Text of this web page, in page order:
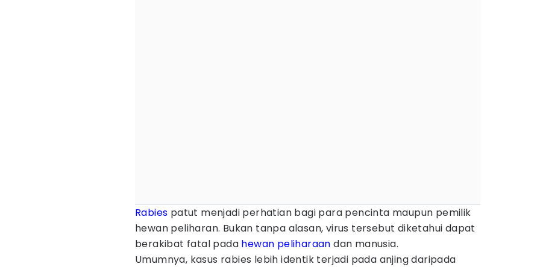
Rabies patut menjadi perhatian bagi para pencinta maupun pemilik
hewan peliharan. Bukan tanpa alasan, virus tersebut diketahui dapat
berakibat fatal pada hewan peliharaan dan manusia.
Umumnya, kasus rabies lebih identik terjadi pada anjing daripada